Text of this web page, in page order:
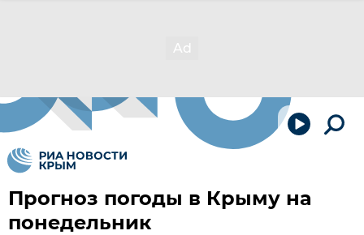
Прогноз погоды в Крыму на
понедельник